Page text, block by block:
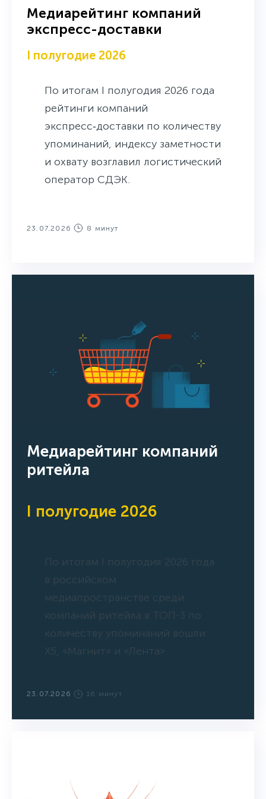
место по индексу заметности.
Медиарейтинг компаний
экспресс-доставки
I полугодие 2026
По итогам I полугодия 2026 года
рейтинги компаний
экспресс‑доставки по количеству
упоминаний, индексу заметности
и охвату возглавил логистический
оператор СДЭК.
23.07.2026 8 минут
Медиарейтинг компаний
ритейла
I полугодие 2026
По итогам I полугодия 2026 года
в российском
медиапространстве среди
компаний ритейла в ТОП-3 по
количеству упоминаний вошли
X5, «Магнит» и «Лента».
23.07.2026 16 минут